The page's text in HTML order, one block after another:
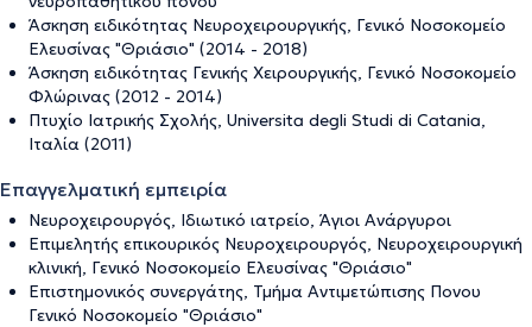
Άσκηση ειδικότητας Νευροχειρουργικής, Γενικό Νοσοκομείο
Ελευσίνας "Θριάσιο" (2014 - 2018)
Άσκηση ειδικότητας Γενικής Χειρουργικής, Γενικό Νοσοκομείο
Φλώρινας (2012 - 2014)
Πτυχίο Ιατρικής Σχολής, Universita degli Studi di Catania,
Ιταλία (2011)
Επαγγελματική εμπειρία
Νευροχειρουργός, Ιδιωτικό ιατρείο, Άγιοι Ανάργυροι
Επιμελητής επικουρικός Νευροχειρουργός, Νευροχειρουργική
κλινική, Γενικό Νοσοκομείο Ελευσίνας "Θριάσιο"
Επιστημονικός συνεργάτης, Τμήμα Αντιμετώπισης Πονου
Γενικό Νοσοκομείο "Θριάσιο"